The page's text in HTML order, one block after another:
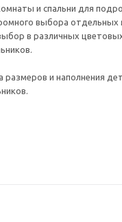
и спальни для
выбора отдельных
в различных
и наполнения